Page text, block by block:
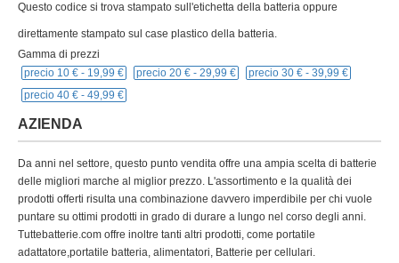
Questo codice si trova stampato sull'etichetta della batteria oppure
direttamente stampato sul case plastico della batteria.
Gamma di prezzi
precio 10 € - 19,99 € precio 20 € - 29,99 € precio 30 € - 39,99 €
precio 40 € - 49,99 €
AZIENDA
Da anni nel settore, questo punto vendita offre una ampia scelta di batterie
delle migliori marche al miglior prezzo. L'assortimento e la qualità dei
prodotti offerti risulta una combinazione davvero imperdibile per chi vuole
puntare su ottimi prodotti in grado di durare a lungo nel corso degli anni.
Tuttebatterie.com offre inoltre tanti altri prodotti, come portatile
adattatore,portatile batteria, alimentatori, Batterie per cellulari.